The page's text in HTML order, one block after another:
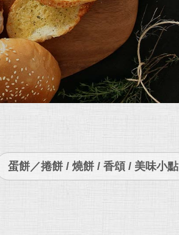
蛋餅／捲餅 / 燒餅 / 香頌 / 美味小點